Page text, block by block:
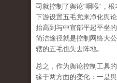
司就控制了舆论“咽喉”，
下游设置五毛党来净化舆
抬高到与中宣部平起平坐
简洁途径就是控制网络大
辖的五毛也失去阵地。
总之，作为舆论控制工具
缘于两方面的变化：一是